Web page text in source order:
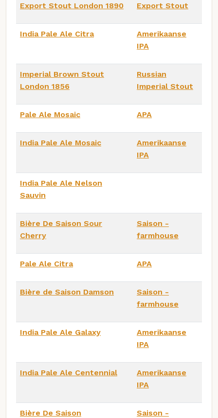
Export Stout London 1890 Export Stout
India Pale Ale Citra
Amerikaanse
IPA
Imperial Brown Stout
London 1856
Russian
Imperial Stout
Pale Ale Mosaic APA
India Pale Ale Mosaic
Amerikaanse
IPA
India Pale Ale Nelson
Sauvin
Bière De Saison Sour
Cherry
Saison -
farmhouse
Pale Ale Citra APA
Bière de Saison Damson
Saison -
farmhouse
India Pale Ale Galaxy
Amerikaanse
IPA
India Pale Ale Centennial
Amerikaanse
IPA
Bière De Saison
Saison -